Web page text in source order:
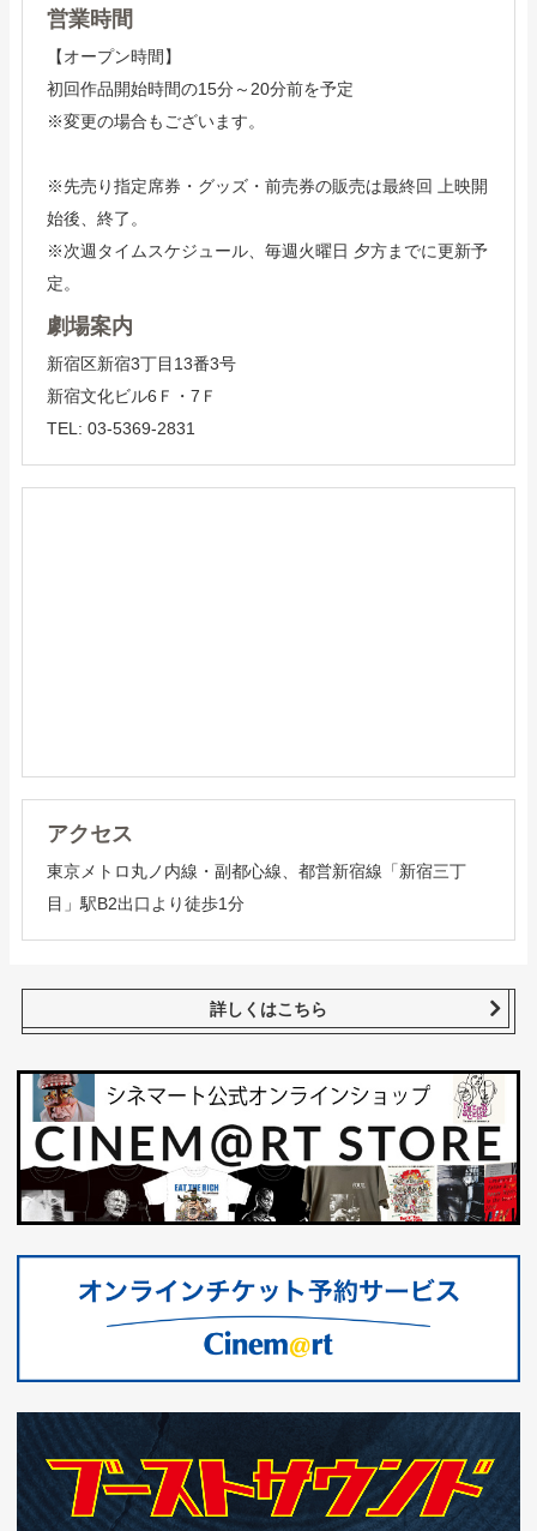
営業時間
【オープン時間】
初回作品開始時間の15分～20分前を予定
※変更の場合もございます。
※先売り指定席券・グッズ・前売券の販売は最終回 上映開
始後、終了。
※次週タイムスケジュール、毎週火曜日 夕方までに更新予
定。
劇場案内
新宿区新宿3丁目13番3号
新宿文化ビル6Ｆ・7Ｆ
TEL: 03-5369-2831
アクセス
東京メトロ丸ノ内線・副都心線、都営新宿線「新宿三丁
目」駅B2出口より徒歩1分
詳しくはこちら